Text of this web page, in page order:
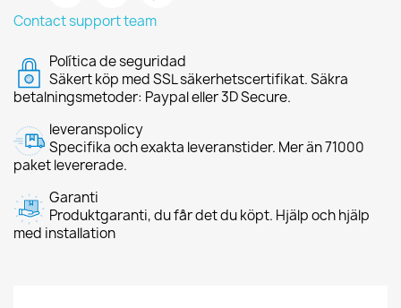
Contact support team
Política de seguridad
Säkert köp med SSL säkerhetscertifikat. Säkra
betalningsmetoder: Paypal eller 3D Secure.
leveranspolicy
Specifika och exakta leveranstider. Mer än 71000
paket levererade.
Garanti
Produktgaranti, du får det du köpt. Hjälp och hjälp
med installation